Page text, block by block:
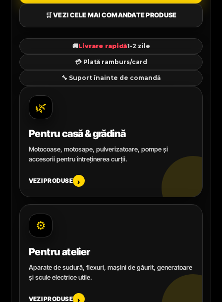
🛒 VEZI CELE MAI COMANDATE PRODUSE
🚚Livrare rapidă1-2 zile
💳 Plată ramburs/card
🔧 Suport înainte de comandă
🌿
Pentru casă & grădină
Motocoase, motosape, pulverizatoare, pompe și
accesorii pentru întreținerea curții.
VEZI PRODUSE ›
⚙️
Pentru atelier
Aparate de sudură, flexuri, mașini de găurit, generatoare
și scule electrice utile.
VEZI PRODUSE ›